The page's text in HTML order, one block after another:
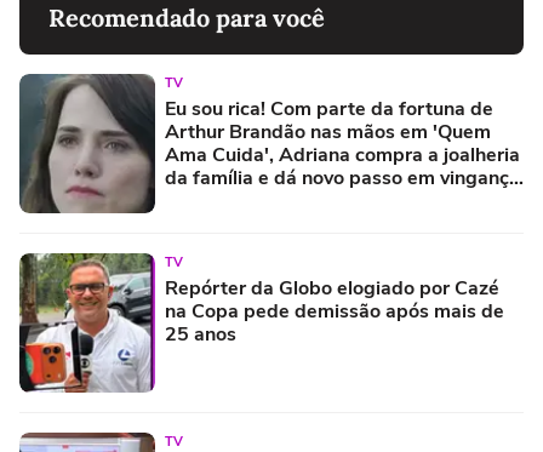
Recomendado para você
TV
Eu sou rica! Com parte da fortuna de
Arthur Brandão nas mãos em 'Quem
Ama Cuida', Adriana compra a joalheria
da família e dá novo passo em vingança
TV
Repórter da Globo elogiado por Cazé
na Copa pede demissão após mais de
25 anos
TV